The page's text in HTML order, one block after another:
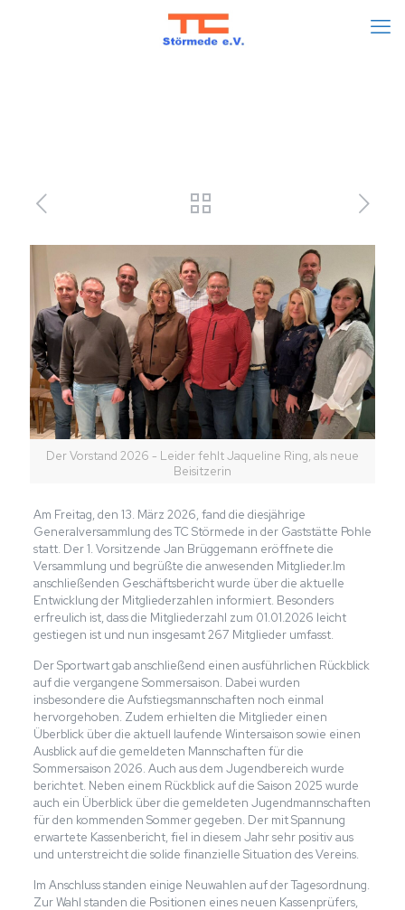
Der Vorstand 2026 - Leider fehlt Jaqueline Ring, als neue
Beisitzerin
Am Freitag, den 13. März 2026, fand die diesjährige
Generalversammlung des TC Störmede in der Gaststätte Pohle
statt. Der 1. Vorsitzende Jan Brüggemann eröffnete die
Versammlung und begrüßte die anwesenden Mitglieder.Im
anschließenden Geschäftsbericht wurde über die aktuelle
Entwicklung der Mitgliederzahlen informiert. Besonders
erfreulich ist, dass die Mitgliederzahl zum 01.01.2026 leicht
gestiegen ist und nun insgesamt 267 Mitglieder umfasst.
Der Sportwart gab anschließend einen ausführlichen Rückblick
auf die vergangene Sommersaison. Dabei wurden
insbesondere die Aufstiegsmannschaften noch einmal
hervorgehoben. Zudem erhielten die Mitglieder einen
Überblick über die aktuell laufende Wintersaison sowie einen
Ausblick auf die gemeldeten Mannschaften für die
Sommersaison 2026. Auch aus dem Jugendbereich wurde
berichtet. Neben einem Rückblick auf die Saison 2025 wurde
auch ein Überblick über die gemeldeten Jugendmannschaften
für den kommenden Sommer gegeben. Der mit Spannung
erwartete Kassenbericht, fiel in diesem Jahr sehr positiv aus
und unterstreicht die solide finanzielle Situation des Vereins.
Im Anschluss standen einige Neuwahlen auf der Tagesordnung.
Zur Wahl standen die Positionen eines neuen Kassenprüfers,